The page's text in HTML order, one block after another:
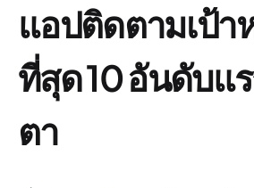
แอปติดตามเป้า
ที่สุด 10 อันดับแ
ตา